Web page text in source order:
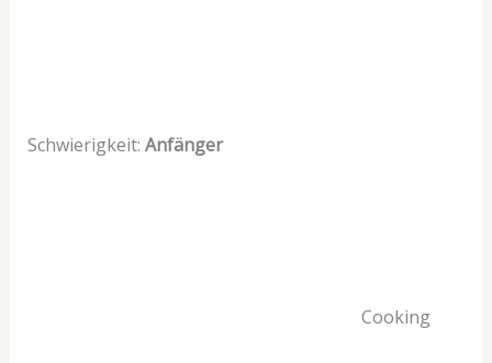
Schwierigkeit: Anfänger
Cooking